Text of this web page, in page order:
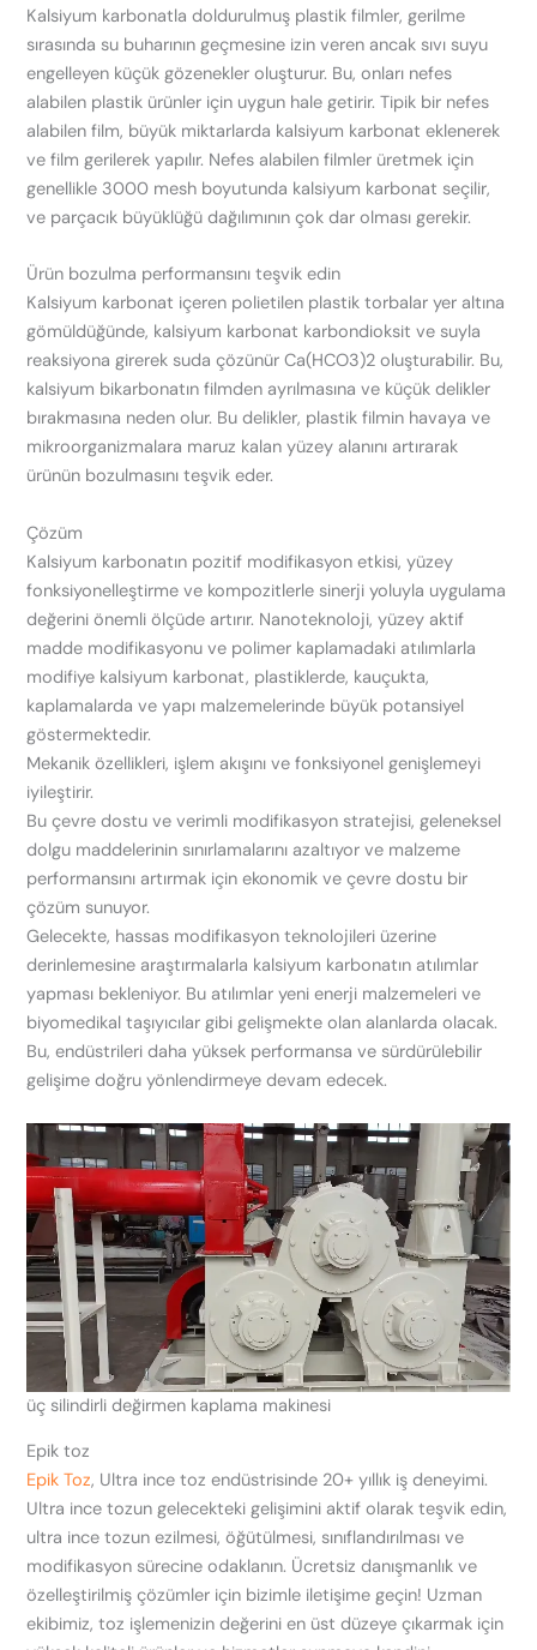
Kalsiyum karbonatla doldurulmuş plastik filmler, gerilme
sırasında su buharının geçmesine izin veren ancak sıvı suyu
engelleyen küçük gözenekler oluşturur. Bu, onları nefes
alabilen plastik ürünler için uygun hale getirir. Tipik bir nefes
alabilen film, büyük miktarlarda kalsiyum karbonat eklenerek
ve film gerilerek yapılır. Nefes alabilen filmler üretmek için
genellikle 3000 mesh boyutunda kalsiyum karbonat seçilir,
ve parçacık büyüklüğü dağılımının çok dar olması gerekir.
Ürün bozulma performansını teşvik edin
Kalsiyum karbonat içeren polietilen plastik torbalar yer altına
gömüldüğünde, kalsiyum karbonat karbondioksit ve suyla
reaksiyona girerek suda çözünür Ca(HCO3)2 oluşturabilir. Bu,
kalsiyum bikarbonatın filmden ayrılmasına ve küçük delikler
bırakmasına neden olur. Bu delikler, plastik filmin havaya ve
mikroorganizmalara maruz kalan yüzey alanını artırarak
ürünün bozulmasını teşvik eder.
Çözüm
Kalsiyum karbonatın pozitif modifikasyon etkisi, yüzey
fonksiyonelleştirme ve kompozitlerle sinerji yoluyla uygulama
değerini önemli ölçüde artırır. Nanoteknoloji, yüzey aktif
madde modifikasyonu ve polimer kaplamadaki atılımlarla
modifiye kalsiyum karbonat, plastiklerde, kauçukta,
kaplamalarda ve yapı malzemelerinde büyük potansiyel
göstermektedir.
Mekanik özellikleri, işlem akışını ve fonksiyonel genişlemeyi
iyileştirir.
Bu çevre dostu ve verimli modifikasyon stratejisi, geleneksel
dolgu maddelerinin sınırlamalarını azaltıyor ve malzeme
performansını artırmak için ekonomik ve çevre dostu bir
çözüm sunuyor.
Gelecekte, hassas modifikasyon teknolojileri üzerine
derinlemesine araştırmalarla kalsiyum karbonatın atılımlar
yapması bekleniyor. Bu atılımlar yeni enerji malzemeleri ve
biyomedikal taşıyıcılar gibi gelişmekte olan alanlarda olacak.
Bu, endüstrileri daha yüksek performansa ve sürdürülebilir
gelişime doğru yönlendirmeye devam edecek.
üç silindirli değirmen kaplama makinesi
Epik toz
Epik Toz, Ultra ince toz endüstrisinde 20+ yıllık iş deneyimi.
Ultra ince tozun gelecekteki gelişimini aktif olarak teşvik edin,
ultra ince tozun ezilmesi, öğütülmesi, sınıflandırılması ve
modifikasyon sürecine odaklanın. Ücretsiz danışmanlık ve
özelleştirilmiş çözümler için bizimle iletişime geçin! Uzman
ekibimiz, toz işlemenizin değerini en üst düzeye çıkarmak için